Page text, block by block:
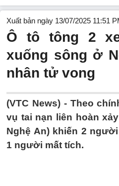
Xuất bản ngày 13/07/2025 11:51
Ô tô tông 2
xuống sông ở
nhân tử vong
(VTC News) - Theo
vụ tai nạn liên hoàn
Nghệ An) khiến 2
1 người mất tích.